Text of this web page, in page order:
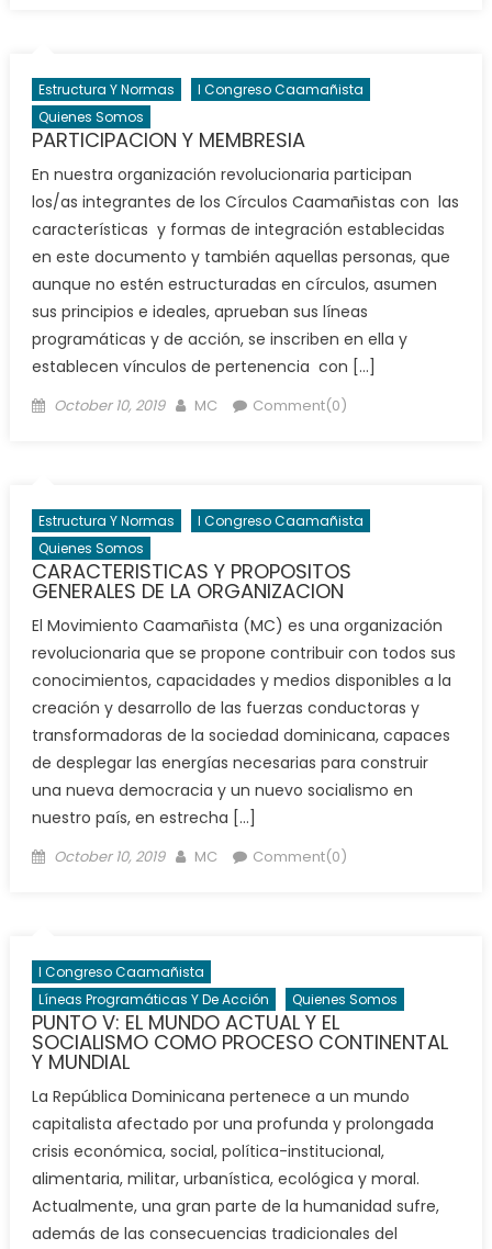
Estructura Y Normas
I Congreso Caamañista
Quienes Somos
PARTICIPACION Y MEMBRESIA
En nuestra organización revolucionaria participan
los/as integrantes de los Círculos Caamañistas con las
características y formas de integración establecidas
en este documento y también aquellas personas, que
aunque no estén estructuradas en círculos, asumen
sus principios e ideales, aprueban sus líneas
programáticas y de acción, se inscriben en ella y
establecen vínculos de pertenencia con […]
Posted
October 10, 2019 Author
MC Comment(0)
Estructura Y Normas
I Congreso Caamañista
Quienes Somos
CARACTERISTICAS Y PROPOSITOS
GENERALES DE LA ORGANIZACION
El Movimiento Caamañista (MC) es una organización
revolucionaria que se propone contribuir con todos sus
conocimientos, capacidades y medios disponibles a la
creación y desarrollo de las fuerzas conductoras y
transformadoras de la sociedad dominicana, capaces
de desplegar las energías necesarias para construir
una nueva democracia y un nuevo socialismo en
nuestro país, en estrecha […]
Posted
October 10, 2019 Author
MC Comment(0)
I Congreso Caamañista
Líneas Programáticas Y De Acción
Quienes Somos
PUNTO V: EL MUNDO ACTUAL Y EL
SOCIALISMO COMO PROCESO CONTINENTAL
Y MUNDIAL
La República Dominicana pertenece a un mundo
capitalista afectado por una profunda y prolongada
crisis económica, social, política-institucional,
alimentaria, militar, urbanística, ecológica y moral.
Actualmente, una gran parte de la humanidad sufre,
además de las consecuencias tradicionales del